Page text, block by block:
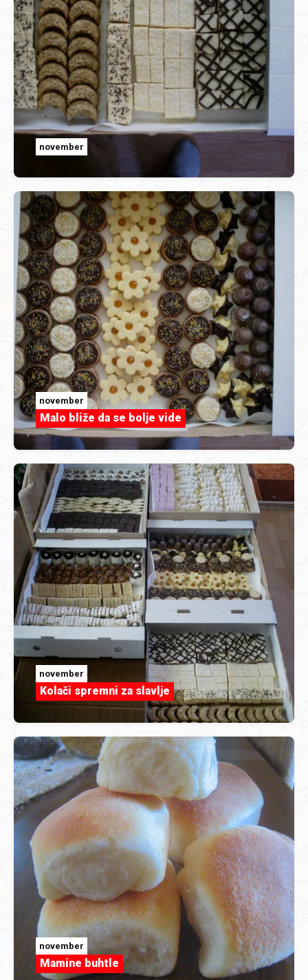
november
november
Malo bliže da se bolje vide
november
Kolači spremni za slavlje
november
Mamine buhtle